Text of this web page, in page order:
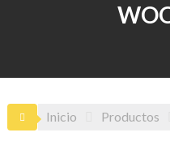
Inicio Productos